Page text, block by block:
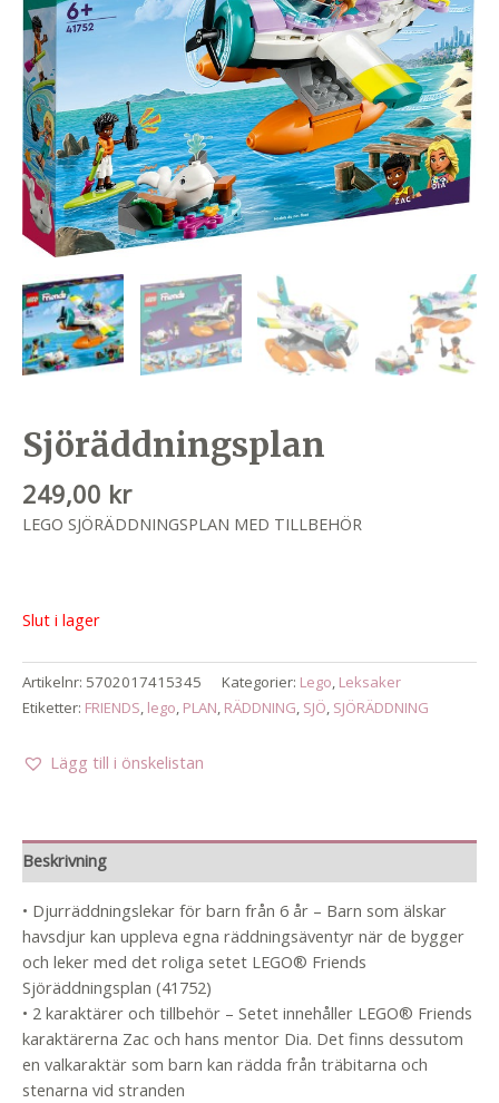
Sjöräddningsplan
249,00 kr
LEGO SJÖRÄDDNINGSPLAN MED TILLBEHÖR
Slut i lager
Artikelnr: 5702017415345 Kategorier: Lego, Leksaker
Etiketter: FRIENDS, lego, PLAN, RÄDDNING, SJÖ, SJÖRÄDDNING
Lägg till i önskelistan
Beskrivning
• Djurräddningslekar för barn från 6 år – Barn som älskar
havsdjur kan uppleva egna räddningsäventyr när de bygger
och leker med det roliga setet LEGO® Friends
Sjöräddningsplan (41752)
• 2 karaktärer och tillbehör – Setet innehåller LEGO® Friends
karaktärerna Zac och hans mentor Dia. Det finns dessutom
en valkaraktär som barn kan rädda från träbitarna och
stenarna vid stranden